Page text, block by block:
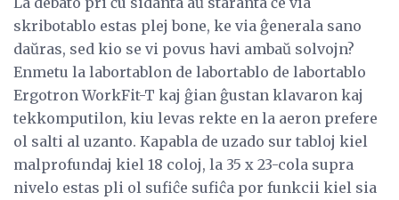
skribotablo estas plej bone, ke via ĝenerala sano
daŭras, sed kio se vi povus havi ambaŭ solvojn?
Enmetu la labortablon de labortablo de labortablo
Ergotron WorkFit-T kaj ĝian ĝustan klavaron kaj
tekkomputilon, kiu levas rekte en la aeron prefere
ol salti al uzanto. Kapabla de uzado sur tabloj kiel
malprofundaj kiel 18 coloj, la 35 x 23-cola supra
nivelo estas pli ol sufiĉe sufiĉa por funkcii kiel sia